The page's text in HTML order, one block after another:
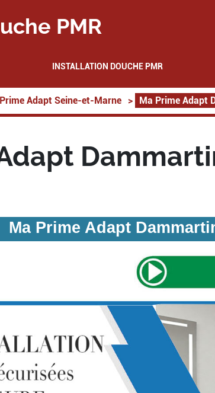
PMR
INSTALLATION DOUCHE PMR
Adapt Seine-et-Marne > Ma Prime Adapt
Ma Prime Adapt